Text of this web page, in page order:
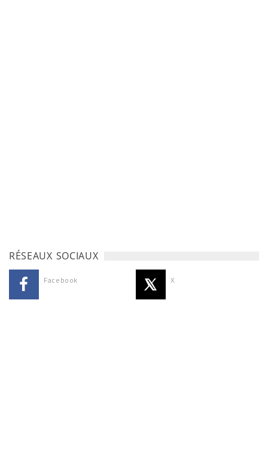
RÉSEAUX SOCIAUX
Facebook X